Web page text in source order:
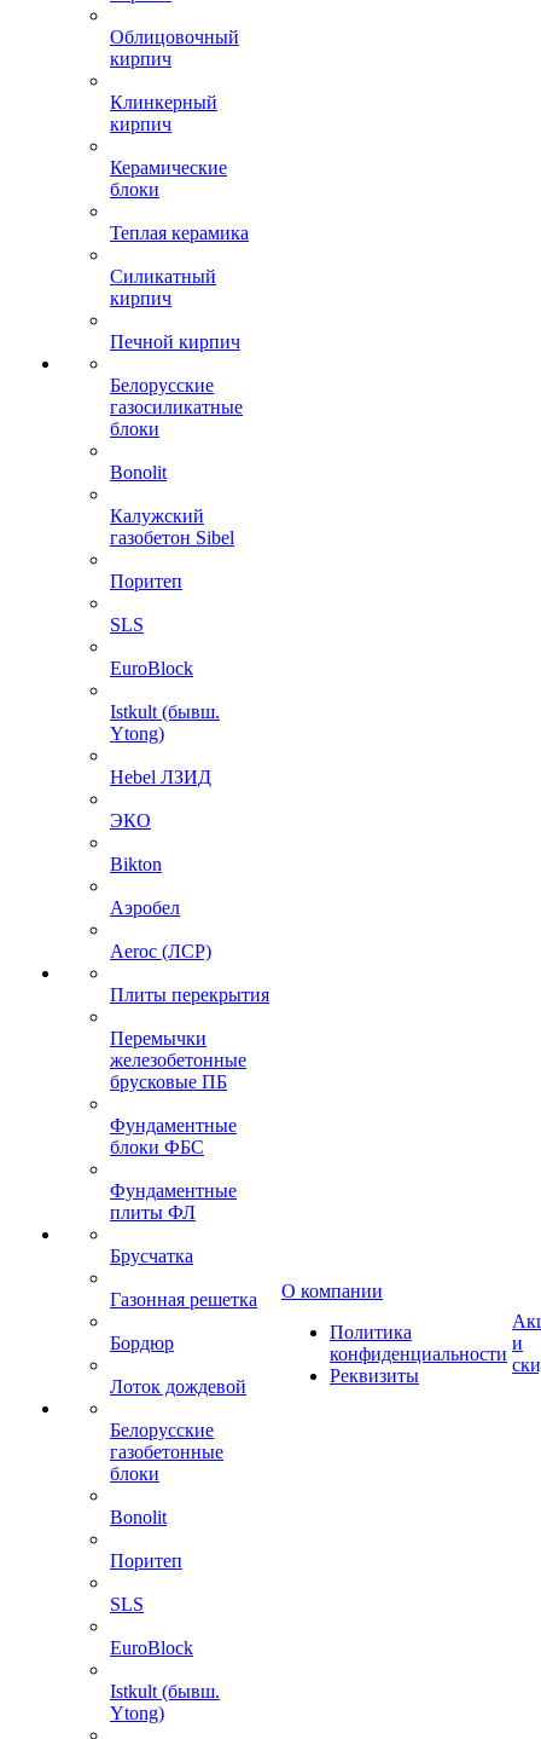
Облицовочный
кирпич
Клинкерный
кирпич
Керамические
блоки
Теплая керамика
Силикатный
кирпич
Печной кирпич
Белорусские
газосиликатные
блоки
Bonolit
Калужский
газобетон Sibel
Поритеп
SLS
EuroBlock
Istkult (бывш.
Ytong)
Hebel ЛЗИД
ЭКО
Bikton
Аэробел
Aeroc (ЛСР)
Плиты перекрытия
Перемычки
железобетонные
брусковые ПБ
Фундаментные
блоки ФБС
Фундаментные
плиты ФЛ
Брусчатка
Газонная решетка
Бордюр
Лоток дождевой
Белорусские
газобетонные
блоки
Bonolit
Поритеп
SLS
EuroBlock
Istkult (бывш.
Ytong)
О компании
Политика
конфиденциальности
Реквизиты
и